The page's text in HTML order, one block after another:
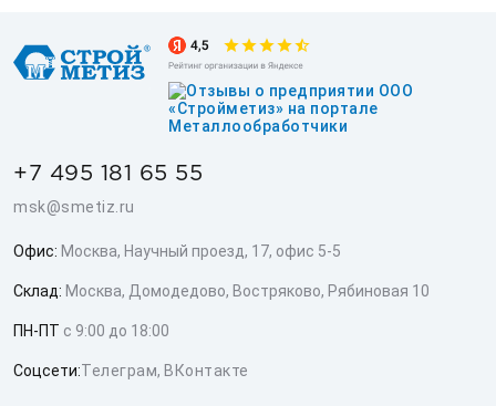
+7 495 181 65 55
msk@smetiz.ru
Офис: Москва, Научный проезд, 17, офис 5-5
Склад: Москва, Домодедово, Востряково, Рябиновая 10
ПН-ПТ с 9:00 до 18:00
Соцсети:Телеграм, ВКонтакте